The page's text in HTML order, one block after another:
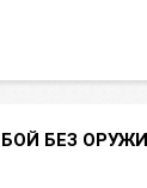
БОЙ БЕЗ